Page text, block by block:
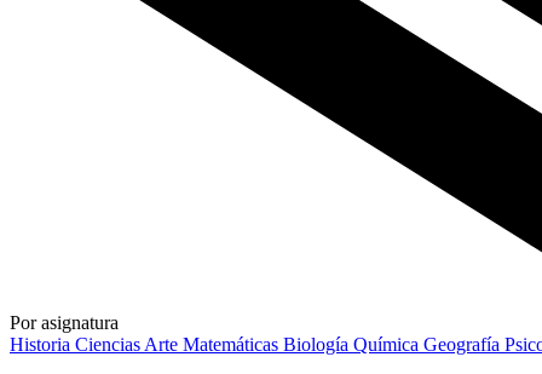
Por asignatura
Historia Ciencias Arte Matemáticas Biología Química Geografía